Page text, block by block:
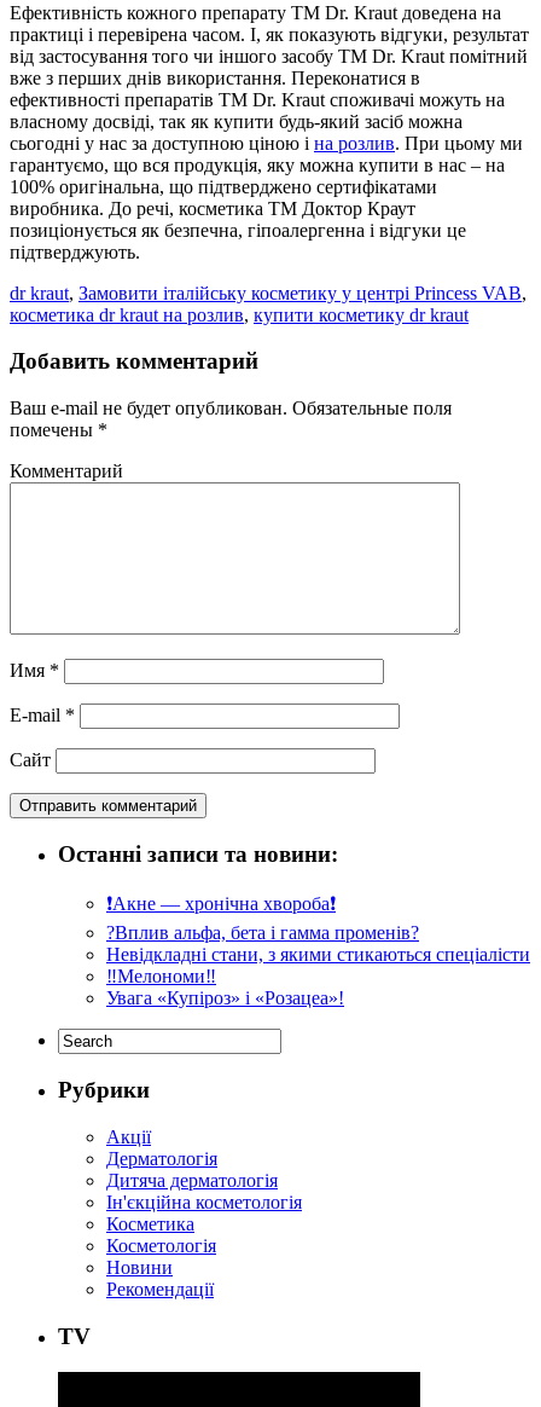
Ефективність кожного препарату ТМ Dr. Kraut доведена на
практиці і перевірена часом. І, як показують відгуки, результат
від застосування того чи іншого засобу ТМ Dr. Kraut помітний
вже з перших днів використання. Переконатися в
ефективності препаратів ТМ Dr. Kraut споживачі можуть на
власному досвіді, так як купити будь-який засіб можна
сьогодні у нас за доступною ціною і на розлив. При цьому ми
гарантуємо, що вся продукція, яку можна купити в нас – на
100% оригінальна, що підтверджено сертифікатами
виробника. До речі, косметика ТМ Доктор Краут
позиціонується як безпечна, гіпоалергенна і відгуки це
підтверджують.
dr kraut, Замовити італійську косметику у центрі Princess VAB,
косметика dr kraut на розлив, купити косметику dr kraut
Добавить комментарий
Ваш e-mail не будет опубликован. Обязательные поля
помечены *
Комментарий
Имя *
E-mail *
Сайт
Останні записи та новини:
❗️Акне — хронічна хвороба❗️
?Вплив альфа, бета і гамма променів?
Невідкладні стани, з якими стикаються спеціалісти
‼️Мелономи‼️
Увага «Купіроз» і «Розацеа»!
Рубрики
Акції
Дерматологія
Дитяча дерматологія
Ін'єкційна косметологія
Косметика
Косметологія
Новини
Рекомендації
ТV